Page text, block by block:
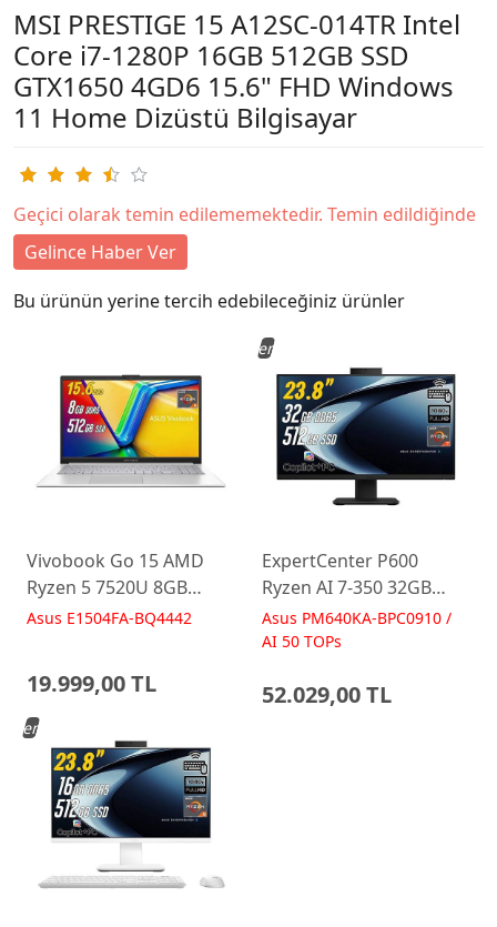
MSI PRESTIGE 15 A12SC-014TR Intel
Core i7-1280P 16GB 512GB SSD
GTX1650 4GD6 15.6" FHD Windows
11 Home Dizüstü Bilgisayar
Geçici olarak temin edilememektedir. Temin edildiğinde
Gelince Haber Ver
Bu ürünün yerine tercih edebileceğiniz ürünler
Vivobook Go 15 AMD
Ryzen 5 7520U 8GB
512GB 15.6 FreeDos
Asus E1504FA-BQ4442
19.999,00 TL
ExpertCenter P600
Ryzen AI 7-350 32GB
512GB 23.8 FreeDos
Siyah AI-Powered AIO
Asus PM640KA-BPC0910 /
AI 50 TOPs
52.029,00 TL
Yeni
Yeni